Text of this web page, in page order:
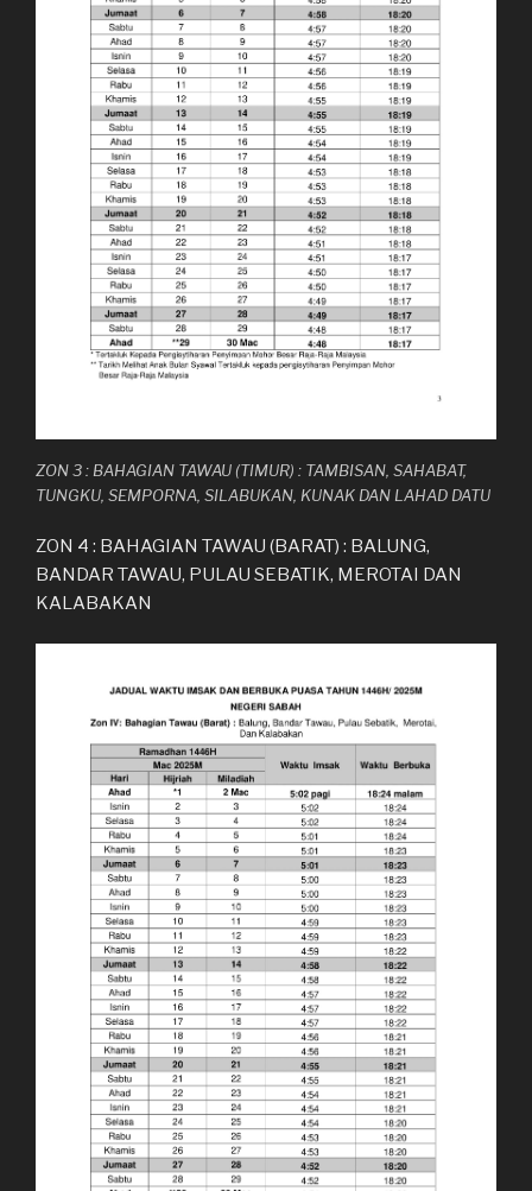
ZON 3 : BAHAGIAN TAWAU (TIMUR) : TAMBISAN, SAHABAT,
TUNGKU, SEMPORNA, SILABUKAN, KUNAK DAN LAHAD DATU
ZON 4 : BAHAGIAN TAWAU (BARAT) : BALUNG,
BANDAR TAWAU, PULAU SEBATIK, MEROTAI DAN
KALABAKAN